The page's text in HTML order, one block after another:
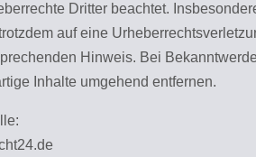
Dritter beachtet.
auf eine
Hinweis. Bei
Inhalte umgehend entfernen.